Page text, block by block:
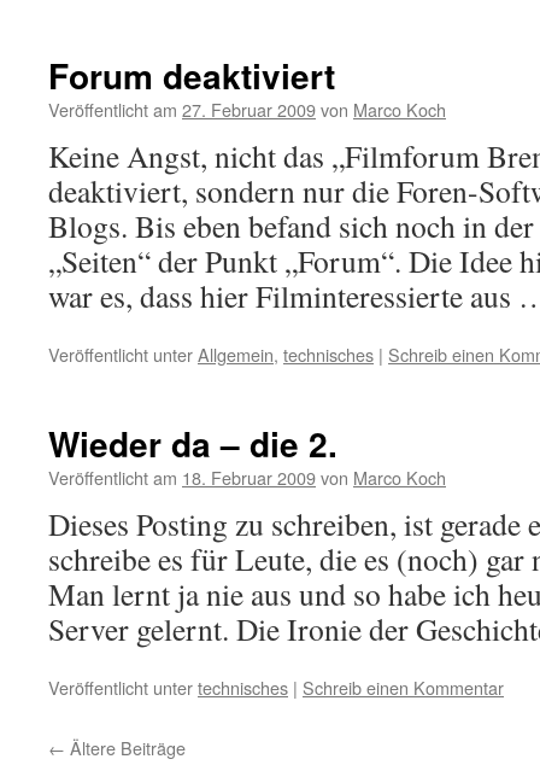
Forum deaktiviert
Veröffentlicht am 27. Februar 2009von Marco Koch
Keine Angst, nicht das „Filmforum
deaktiviert, sondern nur die Foren-
Blogs. Bis eben befand sich noch in
„Seiten“ der Punkt „Forum“. Die Idee
war es, dass hier Filminteressierte
Veröffentlicht unterAllgemein, technisches | Schreib einen
Wieder da – die 2.
Veröffentlicht am 18. Februar 2009von Marco Koch
Dieses Posting zu schreiben, ist gerade
schreibe es für Leute, die es (noch) gar
Man lernt ja nie aus und so habe ich
Server gelernt. Die Ironie der
Veröffentlicht untertechnisches | Schreib einen Kommentar
← Ältere Beiträge